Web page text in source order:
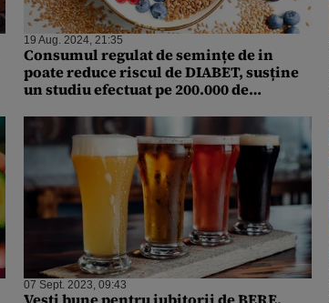
19 Aug. 2024, 21:35
Consumul regulat de semințe de in
poate reduce riscul de DIABET, susține
un studiu efectuat pe 200.000 de
07 Sept. 2023, 09:43